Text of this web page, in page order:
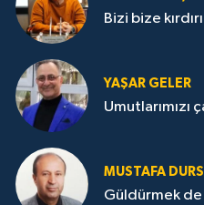
Bizi bize
YAŞAR GELER
Umutlarımızı
MUSTAFA
Güldürmek de